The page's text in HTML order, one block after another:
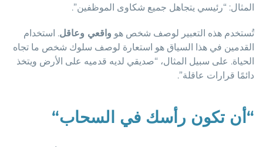
المثال: “رئيسي يتجاهل جميع شكاوى الموظفين”.
تُستخدم هذه التعبير لوصف شخص هو واقعي وعاقل. استخدام
القدمين في هذا السياق هو استعارة لوصف سلوك شخص ما تجاه
الحياة. على سبيل المثال، “صديقي لديه قدميه على الأرض ويتخذ
دائمًا قرارات عاقلة”.
“أن تكون رأسك في السحاب“